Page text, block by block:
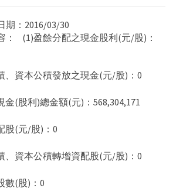
期：2016/03/30
： (1)盈餘分配之現金股利(元/股)：
、資本公積發放之現金(元/股)：0
金(股利)總金額(元)：568,304,171
股(元/股)：0
、資本公積轉增資配股(元/股)：0
數(股)：0